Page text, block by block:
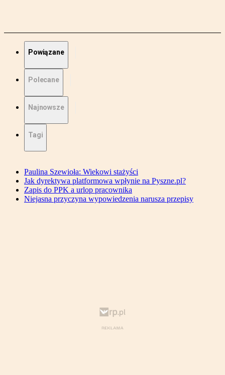
Powiązane
Polecane
Najnowsze
Tagi
Paulina Szewioła: Wiekowi stażyści
Jak dyrektywa platformowa wpłynie na Pyszne.pl?
Zapis do PPK a urlop pracownika
Niejasna przyczyna wypowiedzenia narusza przepisy